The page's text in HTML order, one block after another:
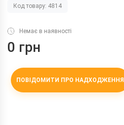
Код товару: 4814
Немає в наявності
0 грн
ПОВІДОМИТИ ПРО НАДХОДЖЕННЯ